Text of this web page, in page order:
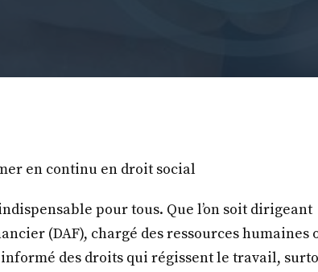
en continu en droit social
pour tous. Que l’on soit dirigeant
(DAF), chargé des ressources humaines
des droits qui régissent le travail,